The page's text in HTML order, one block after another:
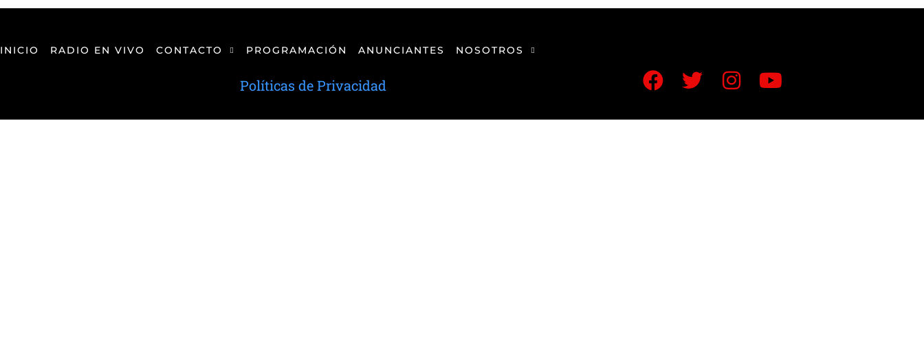
INICIO RADIO EN VIVO CONTACTO PROGRAMACIÓN ANUNCIANTES NOSOTROS
Políticas de Privacidad